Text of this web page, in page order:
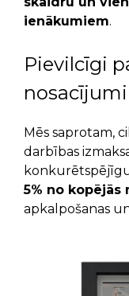
ienākumiem.
Pievilcīgi
nosacījumi
Mēs saprotam,
darbības
5% no kopējās
apkalpošanas